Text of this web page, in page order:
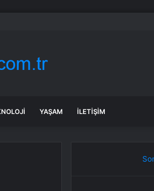
Gelmiş Bir Vedanın Hüznünü Taşıyarak
YAŞAM İLETIŞIM